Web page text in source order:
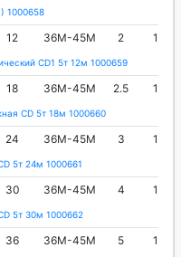
1000658
12 36М-45М 2 1283
CD1 5т 12м 1000659
18 36М-45М 2.5 1283
CD 5т 18м 1000660
24 36М-45М 3 1283
5т 24м 1000661
30 36М-45М 4 1283
5т 30м 1000662
36 36М-45М 5 1283